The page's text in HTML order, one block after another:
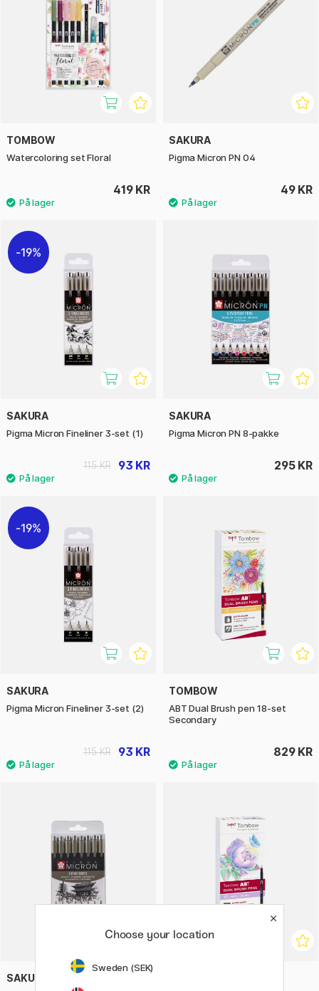
TOMBOW
Watercoloring set Floral
419 KR
SAKURA
Pigma Micron PN 04
49 KR
19%
SAKURA
Pigma Micron Fineliner 3-set (1)
93 KR
115 KR
SAKURA
Pigma Micron PN 8-pakke
295 KR
19%
SAKURA
Pigma Micron Fineliner 3-set (2)
93 KR
115 KR
TOMBOW
ABT Dual Brush pen 18-set
Secondary
829 KR
SAKURA
Choose your location
Sweden (SEK)